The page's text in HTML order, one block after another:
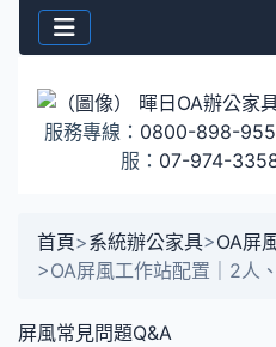
服務專線： 0800-898-955
服： 07-974-
首頁>系統辦公家具>OA屏
>OA屏風工作站配置｜2人
屏風常見問題Q&A